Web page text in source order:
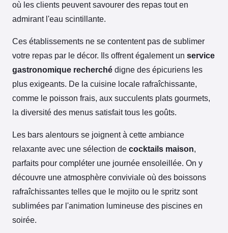
où les clients peuvent savourer des repas tout en
admirant l'eau scintillante.
Ces établissements ne se contentent pas de sublimer
votre repas par le décor. Ils offrent également un service
gastronomique recherché digne des épicuriens les
plus exigeants. De la cuisine locale rafraîchissante,
comme le poisson frais, aux succulents plats gourmets,
la diversité des menus satisfait tous les goûts.
Les bars alentours se joignent à cette ambiance
relaxante avec une sélection de cocktails maison,
parfaits pour compléter une journée ensoleillée. On y
découvre une atmosphère conviviale où des boissons
rafraîchissantes telles que le mojito ou le spritz sont
sublimées par l'animation lumineuse des piscines en
soirée.